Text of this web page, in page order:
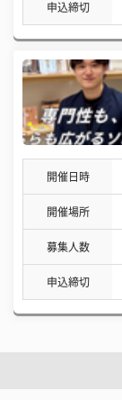
申込締切
開催日時
開催場所
募集人数
申込締切